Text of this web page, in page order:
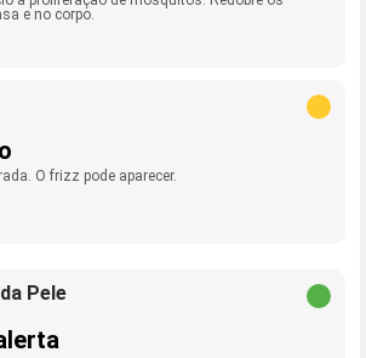
e no corpo.
O frizz pode aparecer.
Pele